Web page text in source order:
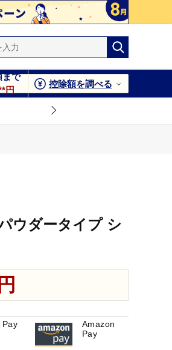
まで
円
控除額を調べる
ウダータイプ シ
Pay
Amazon
Pay